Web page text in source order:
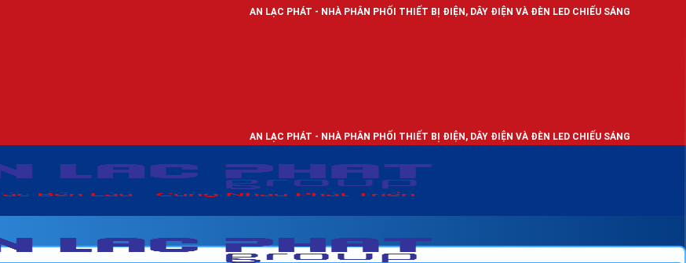
AN LẠC PHÁT - NHÀ PHÂN PHỐI THIẾT BỊ ĐIỆN, DÂY ĐIỆN VÀ ĐÈN LED CHIẾU SÁNG
AN LẠC PHÁT - NHÀ PHÂN PHỐI THIẾT BỊ ĐIỆN, DÂY ĐIỆN VÀ ĐÈN LED CHIẾU SÁNG